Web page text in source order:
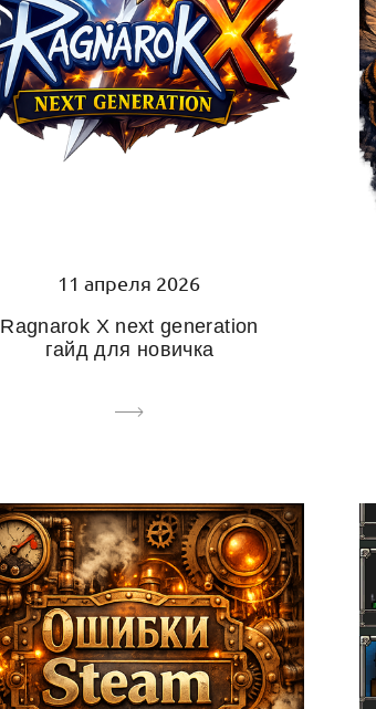
11 апреля 2026
Ragnarok X next generation
гайд для новичка